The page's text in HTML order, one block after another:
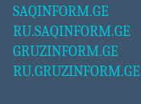
SAQINFORM.GE
RU.SAQINFORM.GE
GRUZINFORM.GE
RU.GRUZINFORM.GE